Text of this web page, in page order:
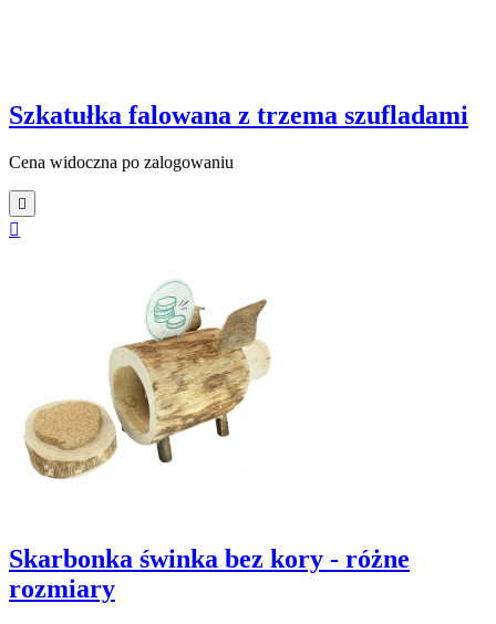
Szkatułka falowana z trzema szufladami
Cena widoczna po zalogowaniu


Skarbonka świnka bez kory - różne
rozmiary